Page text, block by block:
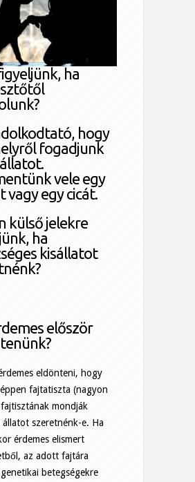
ha
hogy
fogadjunk
vele egy
vagy egy cicát.
külső jelekre
ha
kisállatot
először
eldönteni, hogy
fajtatiszta (nagyon
mondják
állatot szeretnénk-e. Ha
érdemes elismert
az adott fajtára
betegségekre